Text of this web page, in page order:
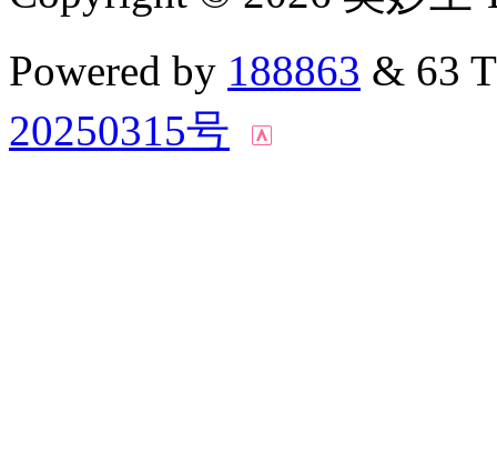
Powered by 188863 & 63
20250315号